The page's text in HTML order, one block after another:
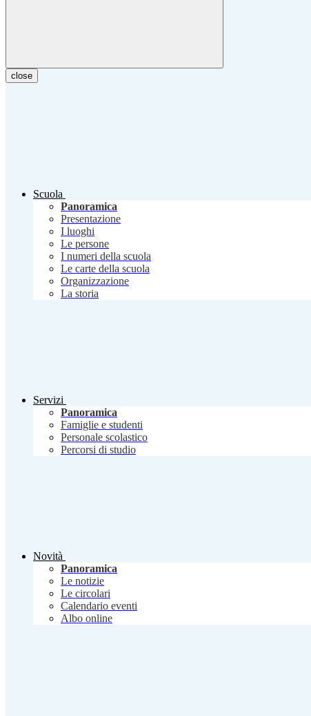
close
Scuola
Panoramica
Presentazione
I luoghi
Le persone
I numeri della scuola
Le carte della scuola
Organizzazione
La storia
Servizi
Panoramica
Famiglie e studenti
Personale scolastico
Percorsi di studio
Novità
Panoramica
Le notizie
Le circolari
Calendario eventi
Albo online